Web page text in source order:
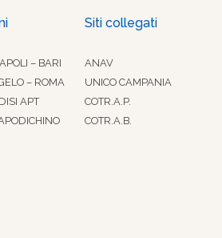
– BARI
– ROMA
APT
Siti collegati
ANAV
UNICO CAMPANIA
COTR.A.P.
COTR.A.B.